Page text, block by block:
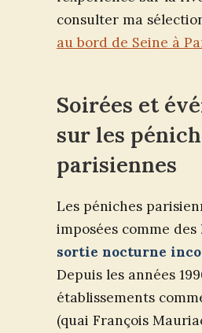
consulter ma
au bord de Seine à
Soirées et
sur les
parisiennes
Les péniches
imposées comme des
sortie nocturne
Depuis les années
établissements
(quai François